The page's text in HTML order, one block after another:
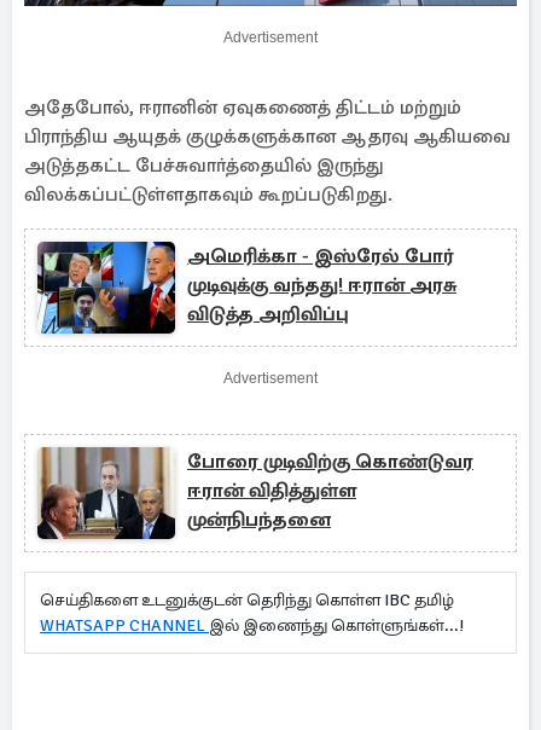
Advertisement
அதேபோல், ஈரானின் ஏவுகணைத் திட்டம் மற்றும்
பிராந்திய ஆயுதக் குழுக்களுக்கான ஆதரவு ஆகியவை
அடுத்தகட்ட பேச்சுவாா்த்தையில் இருந்து
விலக்கப்பட்டுள்ளதாகவும் கூறப்படுகிறது.
அமெரிக்கா - இஸ்ரேல் போர்
முடிவுக்கு வந்தது! ஈரான் அரசு
விடுத்த அறிவிப்பு
Advertisement
போரை முடிவிற்கு கொண்டுவர
ஈரான் விதித்துள்ள
முன்நிபந்தனை
செய்திகளை உடனுக்குடன் தெரிந்து கொள்ள IBC தமிழ்
WHATSAPP CHANNEL இல் இணைந்து கொள்ளுங்கள்...!